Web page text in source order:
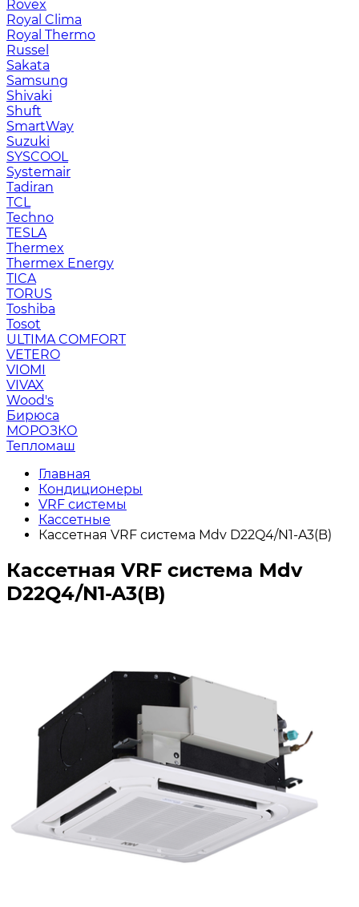
Rovex
Royal Clima
Royal Thermo
Russel
Sakata
Samsung
Shivaki
Shuft
SmartWay
Suzuki
SYSCOOL
Systemair
Tadiran
TCL
Techno
TESLA
Thermex
Thermex Energy
TICA
TORUS
Toshiba
Tosot
ULTIMA COMFORT
VETERO
VIOMI
VIVAX
Wood's
Бирюса
МОРОЗКО
Тепломаш
Главная
Кондиционеры
VRF системы
Кассетные
Кассетная VRF система Mdv D22Q4/N1-A3(B)
Кассетная VRF система Mdv
D22Q4/N1-A3(B)